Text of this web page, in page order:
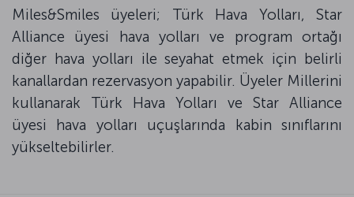
Miles&Smiles üyeleri; Türk Hava Yolları, Star
Alliance üyesi hava yolları ve program ortağı
diğer hava yolları ile seyahat etmek için belirli
kanallardan rezervasyon yapabilir. Üyeler Millerini
kullanarak Türk Hava Yolları ve Star Alliance
üyesi hava yolları uçuşlarında kabin sınıflarını
yükseltebilirler.